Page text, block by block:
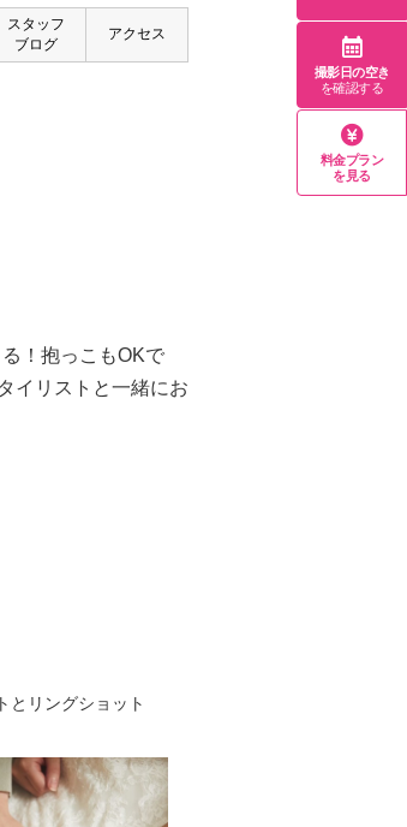
スタッフ
ブログ
アクセス
！抱っこもOKで
イリストと一緒にお
とリングショット
撮影日の空き
を確認する
料金プラン
を見る